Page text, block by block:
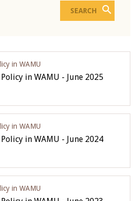
in WAMU
in WAMU - June 2025
in WAMU
in WAMU - June 2024
in WAMU